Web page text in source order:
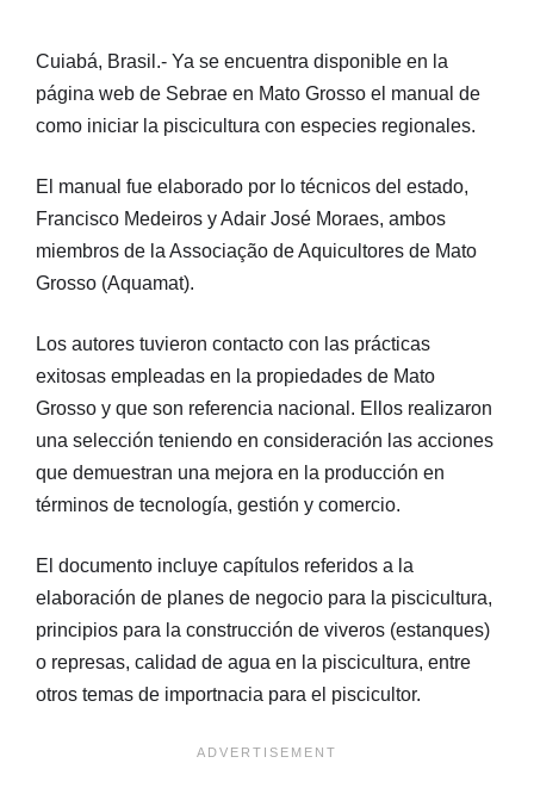
Cuiabá, Brasil.- Ya se encuentra disponible en la
página web de Sebrae en Mato Grosso el manual de
como iniciar la piscicultura con especies regionales.
El manual fue elaborado por lo técnicos del estado,
Francisco Medeiros y Adair José Moraes, ambos
miembros de la Associação de Aquicultores de Mato
Grosso (Aquamat).
Los autores tuvieron contacto con las prácticas
exitosas empleadas en la propiedades de Mato
Grosso y que son referencia nacional. Ellos realizaron
una selección teniendo en consideración las acciones
que demuestran una mejora en la producción en
términos de tecnología, gestión y comercio.
El documento incluye capítulos referidos a la
elaboración de planes de negocio para la piscicultura,
principios para la construcción de viveros (estanques)
o represas, calidad de agua en la piscicultura, entre
otros temas de importnacia para el piscicultor.